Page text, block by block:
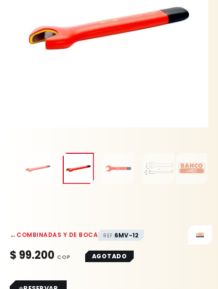
←COMBINADAS Y DE BOCA REF.6MV-12
$ 99.200 AGOTADO